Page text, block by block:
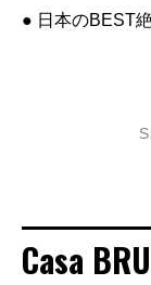
● 日本のBEST
Casa